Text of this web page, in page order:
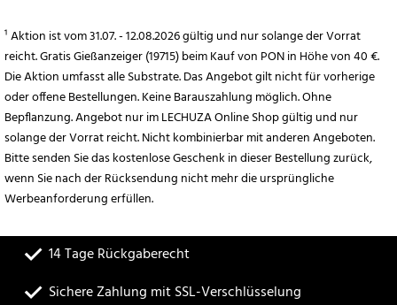
¹ Aktion ist vom 31.07. - 12.08.2026 gültig und nur solange der Vorrat
reicht. Gratis Gießanzeiger (19715) beim Kauf von PON in Höhe von 40 €.
Die Aktion umfasst alle Substrate. Das Angebot gilt nicht für vorherige
oder offene Bestellungen. Keine Barauszahlung möglich. Ohne
Bepflanzung. Angebot nur im LECHUZA Online Shop gültig und nur
solange der Vorrat reicht. Nicht kombinierbar mit anderen Angeboten.
Bitte senden Sie das kostenlose Geschenk in dieser Bestellung zurück,
wenn Sie nach der Rücksendung nicht mehr die ursprüngliche
Werbeanforderung erfüllen.
14 Tage Rückgaberecht
Sichere Zahlung mit SSL-Verschlüsselung